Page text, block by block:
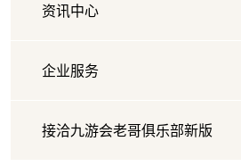
资讯中心
企业服务
接洽九游会老哥俱乐部新版